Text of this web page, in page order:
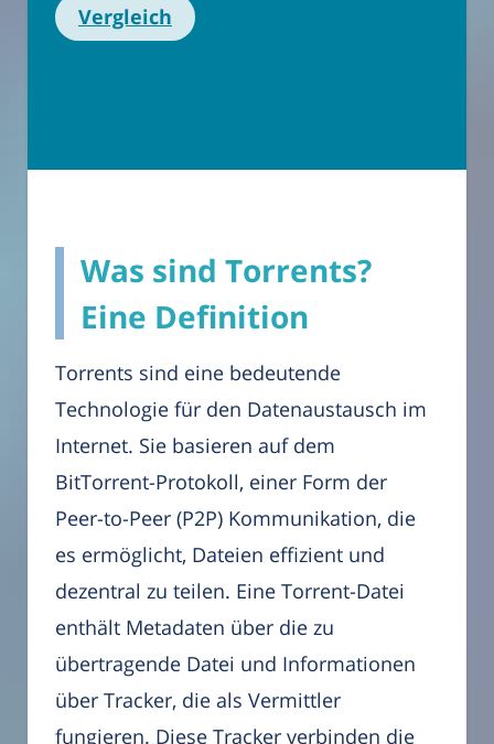
Vergleich
Was sind Torrents?
Eine Definition
Torrents sind eine bedeutende
Technologie für den Datenaustausch im
Internet. Sie basieren auf dem
BitTorrent-Protokoll, einer Form der
Peer-to-Peer (P2P) Kommunikation, die
es ermöglicht, Dateien effizient und
dezentral zu teilen. Eine Torrent-Datei
enthält Metadaten über die zu
übertragende Datei und Informationen
über Tracker, die als Vermittler
fungieren. Diese Tracker verbinden die